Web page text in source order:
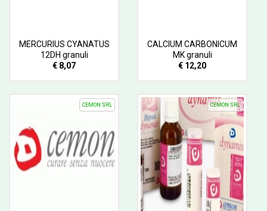
MERCURIUS CYANATUS
12DH granuli
€ 8,07
CALCIUM CARBONICUM
MK granuli
€ 12,20
CEMON SRL CEMON SRL